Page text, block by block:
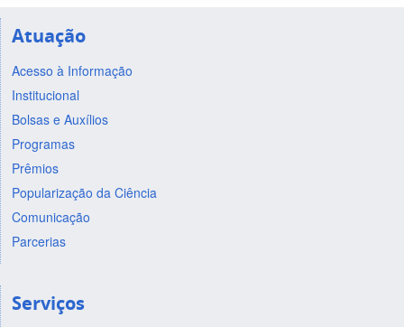
Atuação
Acesso à Informação
Institucional
Bolsas e Auxílios
Programas
Prêmios
Popularização da Ciência
Comunicação
Parcerias
Serviços